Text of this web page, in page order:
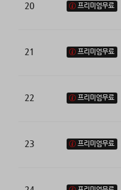
20 프리미엄무료
21 프리미엄무료
22 프리미엄무료
23 프리미엄무료